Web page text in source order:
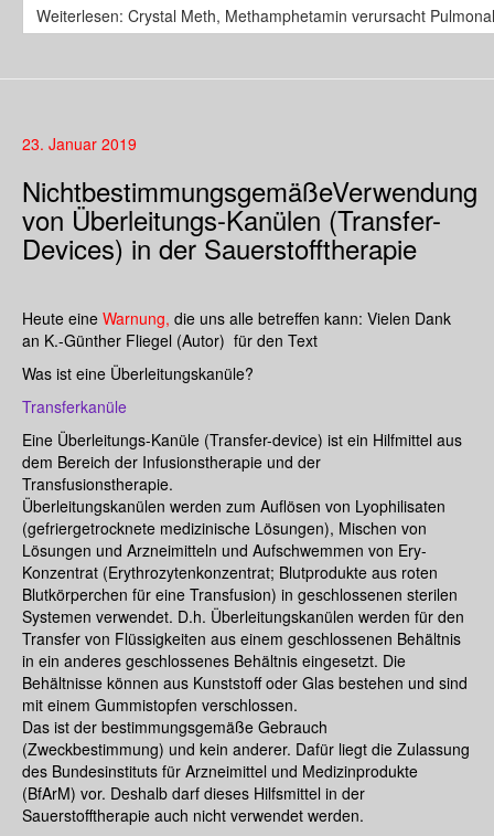
Weiterlesen: Crystal Meth, Methamphetamin verursacht
23. Januar 2019
NichtbestimmungsgemäßeVerwendung
von Überleitungs-Kanülen (Transfer-
Devices) in der Sauerstofftherapie
Heute eine Warnung, die uns alle betreffen kann: Vielen Dank
an K.-Günther Fliegel (Autor) für den Text
Was ist eine Überleitungskanüle?
Transferkanüle
Eine Überleitungs-Kanüle (Transfer-device) ist ein Hilfmittel aus
dem Bereich der Infusionstherapie und der
Transfusionstherapie.
Überleitungskanülen werden zum Auflösen von Lyophilisaten
(gefriergetrocknete medizinische Lösungen), Mischen von
Lösungen und Arzneimitteln und Aufschwemmen von Ery-
Konzentrat (Erythrozytenkonzentrat; Blutprodukte aus roten
Blutkörperchen für eine Transfusion) in geschlossenen sterilen
Systemen verwendet. D.h. Überleitungskanülen werden für den
Transfer von Flüssigkeiten aus einem geschlossenen Behältnis
in ein anderes geschlossenes Behältnis eingesetzt. Die
Behältnisse können aus Kunststoff oder Glas bestehen und sind
mit einem Gummistopfen verschlossen.
Das ist der bestimmungsgemäße Gebrauch
(Zweckbestimmung) und kein anderer. Dafür liegt die Zulassung
des Bundesinstituts für Arzneimittel und Medizinprodukte
(BfArM) vor. Deshalb darf dieses Hilfsmittel in der
Sauerstofftherapie auch nicht verwendet werden.